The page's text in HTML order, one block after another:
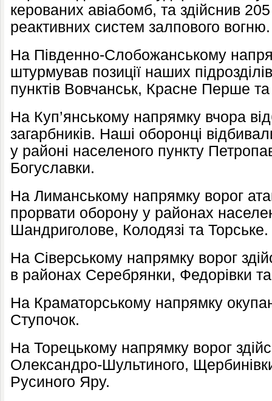
керованих авіабомб, та здійснив
реактивних систем залпового вогню.
На Південно-Слобожанському
штурмував позиції наших
пунктів Вовчанськ, Красне Перше
На Куп’янському напрямку вчора
загарбників. Наші оборонці
у районі населеного пункту
Богуславки.
На Лиманському напрямку ворог
прорвати оборону у районах
Шандриголове, Колодязі та Торське.
На Сіверському напрямку ворог
в районах Серебрянки, Федорівки та
На Краматорському напрямку
Ступочок.
На Торецькому напрямку ворог
Олександро-Шультиного,
Русиного Яру.